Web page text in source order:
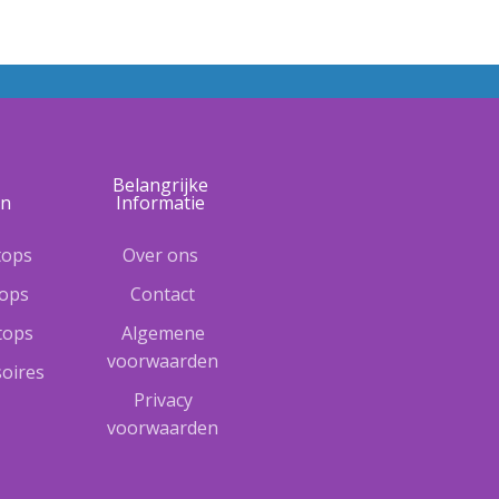
Belangrijke
Informatie
Over ons
Contact
Algemene
voorwaarden
Privacy
voorwaarden